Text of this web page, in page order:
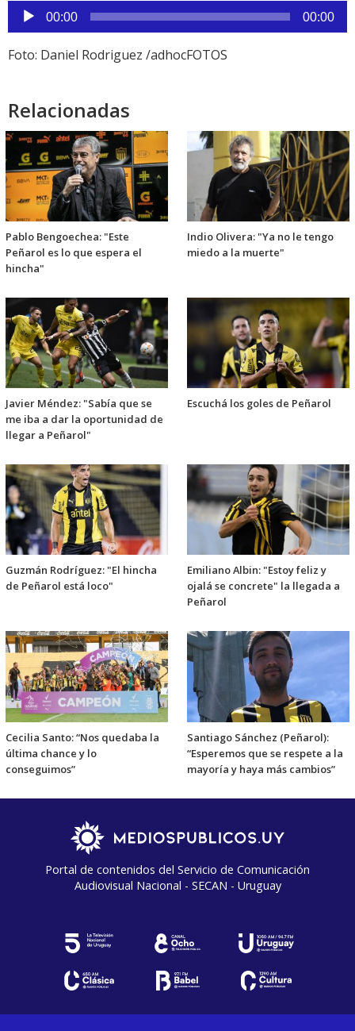
Reproductor
de
audio
00:00 00:00
Foto: Daniel Rodriguez /adhocFOTOS
Relacionadas
Pablo Bengoechea: "Este
Peñarol es lo que espera el
hincha"
Indio Olivera: "Ya no le tengo
miedo a la muerte"
Javier Méndez: "Sabía que se
me iba a dar la oportunidad de
llegar a Peñarol"
Escuchá los goles de Peñarol
Guzmán Rodríguez: "El hincha
de Peñarol está loco"
Emiliano Albin: "Estoy feliz y
ojalá se concrete" la llegada a
Peñarol
Cecilia Santo: “Nos quedaba la
última chance y lo
conseguimos”
Santiago Sánchez (Peñarol):
“Esperemos que se respete a la
mayoría y haya más cambios”
Portal de contenidos del Servicio de Comunicación
Audiovisual Nacional - SECAN - Uruguay